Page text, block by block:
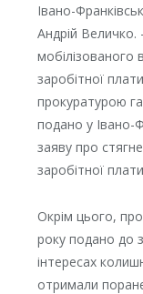
Івано-
Андрій
мобілізованого
заробітної
прокуратурою
подано у Івано-
заяву про
заробітної
Окрім цього,
року подано до
інтересах
отримали